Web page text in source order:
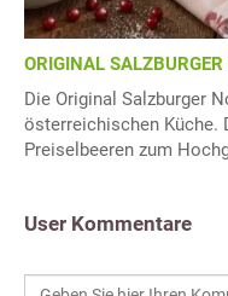
ORIGINAL
Die Original Salzburger
österreichischen Küche.
Preiselbeeren zum
User Kommentare